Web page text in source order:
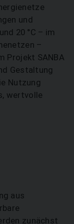
und
20 °C – im
–
Projekt SANBA
Gestaltung
Nutzung
wertvolle
aus
zunächst